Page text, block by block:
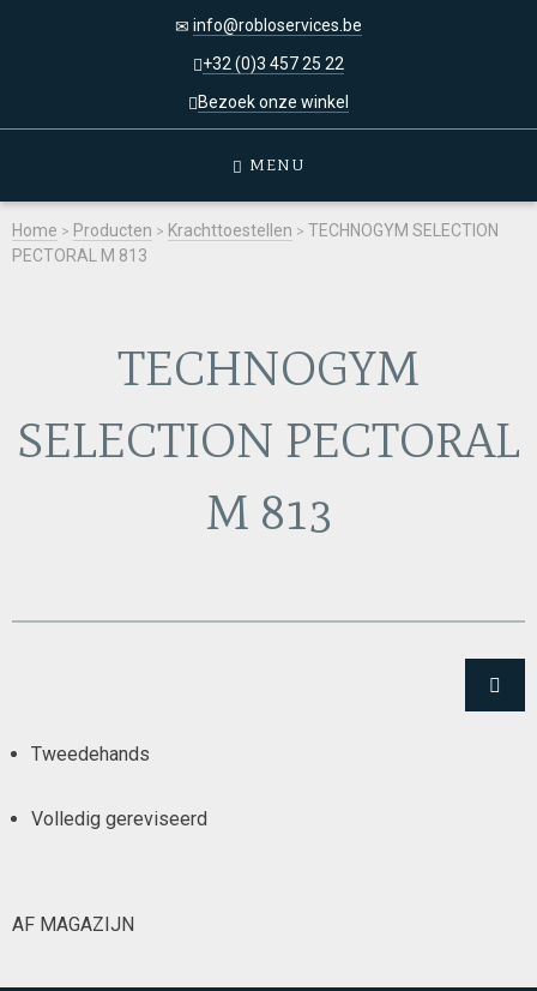
info@robloservices.be
+32 (0)3 457 25 22
Bezoek onze winkel
MENU
Home > Producten > Krachttoestellen > TECHNOGYM SELECTION
PECTORAL M 813
TECHNOGYM
SELECTION PECTORAL
M 813
Tweedehands
Volledig gereviseerd
AF MAGAZIJN